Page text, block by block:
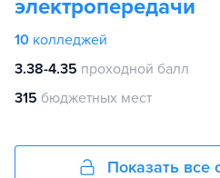
электропередачи
10 колледжей
3.38-4.35 проходной балл
315 бюджетных мест
Показать все